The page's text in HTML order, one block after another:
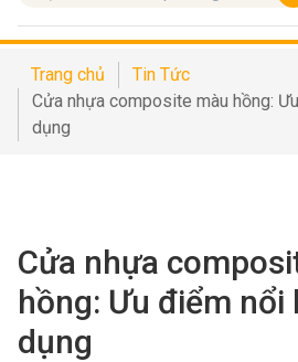
Trang chủ
Tin Tức
Cửa nhựa composite màu hồng:
dụng
Cửa nhựa
hồng: Ưu điểm nổi
dụng